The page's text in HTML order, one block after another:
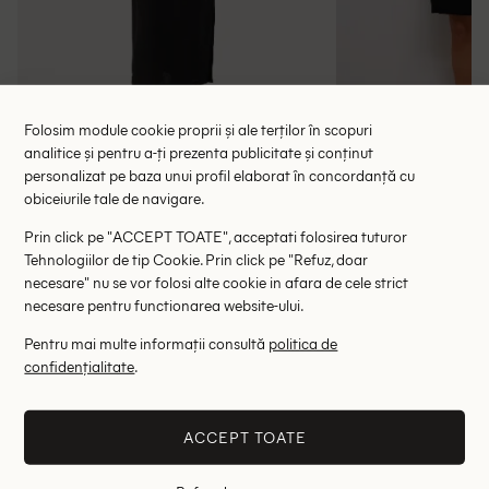
Rochie medie Part Two, negru
RRP: 909.00 lei
36
Altii au fost interesati de
Folosim module cookie proprii și ale terților în scopuri
analitice și pentru a-ți prezenta publicitate și conținut
personalizat pe baza unui profil elaborat în concordanță cu
obiceiurile tale de navigare.
Prin click pe "ACCEPT TOATE", acceptati folosirea tuturor
Tehnologiilor de tip Cookie. Prin click pe "Refuz, doar
necesare" nu se vor folosi alte cookie in afara de cele strict
necesare pentru functionarea website-ului.
Pentru mai multe informații consultă politica de
confidențialitate.
ACCEPT TOATE